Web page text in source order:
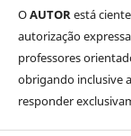
OAUTORestá
autorização
professores
obrigando inclusive
responder